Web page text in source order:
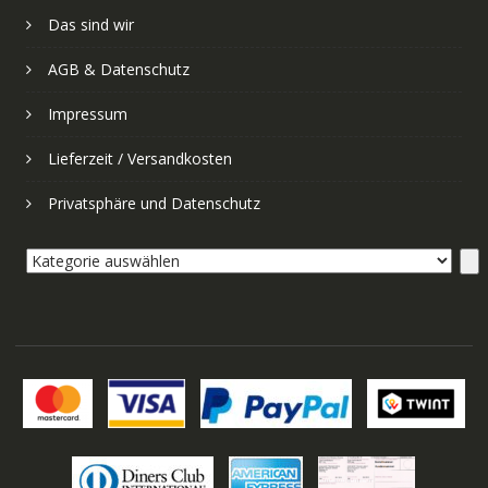
Das sind wir
AGB & Datenschutz
Impressum
Lieferzeit / Versandkosten
Privatsphäre und Datenschutz
Kategorie